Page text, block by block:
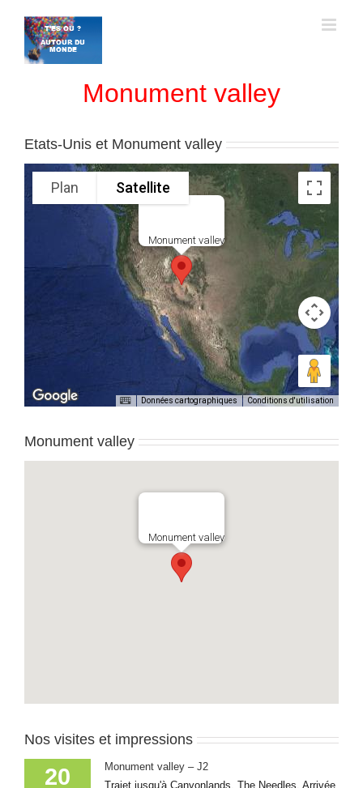
contenu
Monument valley
Etats-Unis et Monument valley
Monument valley
Plan Satellite
Données cartographiques Conditions d'utilisation
Monument valley
Monument valley
Nos visites et impressions
20
Monument valley – J2
Trajet jusqu'à Canyonlands, The Needles. Arrivée